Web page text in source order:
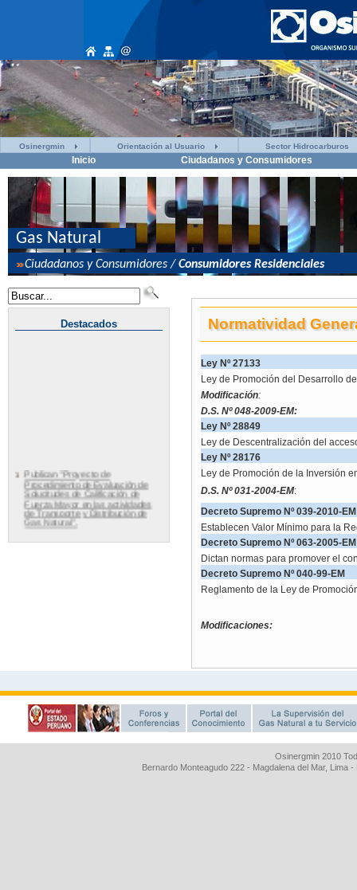
Osinergmin Orientación al Usuario Sector Hidrocarburos
Inicio Ciudadanos y Consumidores
Osinergmin 2010
Bernardo Monteagudo 222 - Magdalena del Mar, Lima